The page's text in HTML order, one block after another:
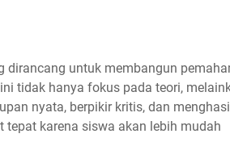
dirancang untuk membangun
tidak hanya fokus pada teori,
nyata, berpikir kritis, dan
tepat karena siswa akan lebih mudah